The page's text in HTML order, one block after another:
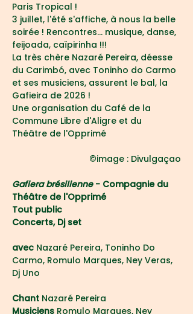
Paris Tropical !
3 juillet, l'été s'affiche, à nous la belle
soirée ! Rencontres... musique, danse,
feijoada, caïpirinha !!!
La très chère Nazaré Pereira, déesse
du Carimbó, avec Toninho do Carmo
et ses musiciens, assurent le bal, la
Gafieira de 2026 !
Une organisation du Café de la
Commune Libre d'Aligre et du
Théâtre de l'Opprimé
©image : Divulgaçao
Gafiera brésilienne - Compagnie du
Théâtre de l'Opprimé
Tout public
Concerts, Dj set
avec Nazaré Pereira, Toninho Do
Carmo, Romulo Marques, Ney Veras,
Dj Uno
Chant Nazaré Pereira
Musiciens Romulo Marques, Ney